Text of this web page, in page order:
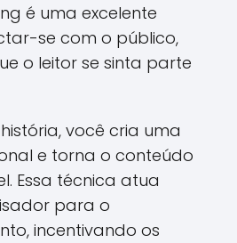
é uma excelente
se com o público,
o leitor se sinta parte
você cria uma
e torna o conteúdo
Essa técnica atua
para o
incentivando os